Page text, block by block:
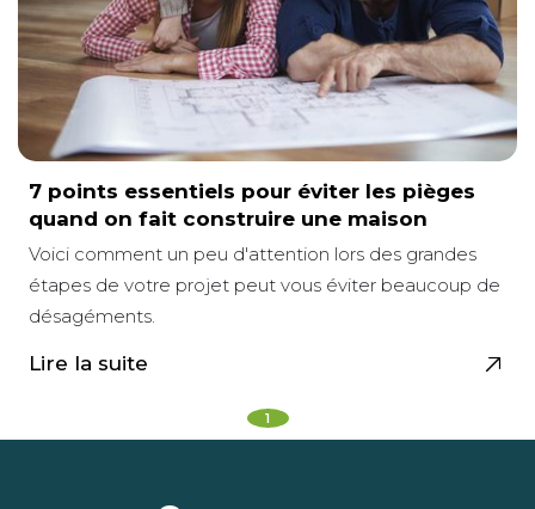
7 points essentiels pour éviter les pièges
quand on fait construire une maison
Voici comment un peu d'attention lors des grandes
étapes de votre projet peut vous éviter beaucoup de
désagéments.
1